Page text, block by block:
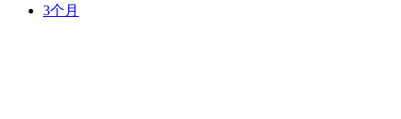
3个月